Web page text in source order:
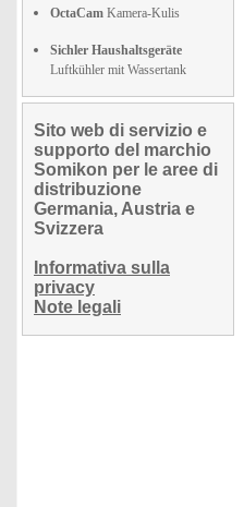
OctaCam Kamera-Kulis
Sichler Haushaltsgeräte
Luftkühler mit Wassertank
Sito web di servizio e
supporto del marchio
Somikon per le aree di
distribuzione
Germania, Austria e
Svizzera
Informativa sulla
privacy
Note legali